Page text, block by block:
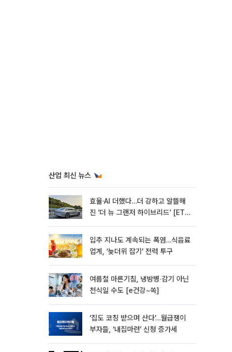
산업 최신 뉴스
효율·AI 더했다…더 강하고 알뜰해
진 ‘더 뉴 그랜저 하이브리드’ [ET의
입추 지나도 계속되는 폭염…식음료
업계, ‘늦더위 잡기’ 전력 투구
여름철 마른기침, 냉방병‧감기 아닌
천식일 수도 [e건강~쏙]
‘집도 코칭 받으며 산다’…월급쟁이
부자들, ‘내집마련’ 신청 증가세